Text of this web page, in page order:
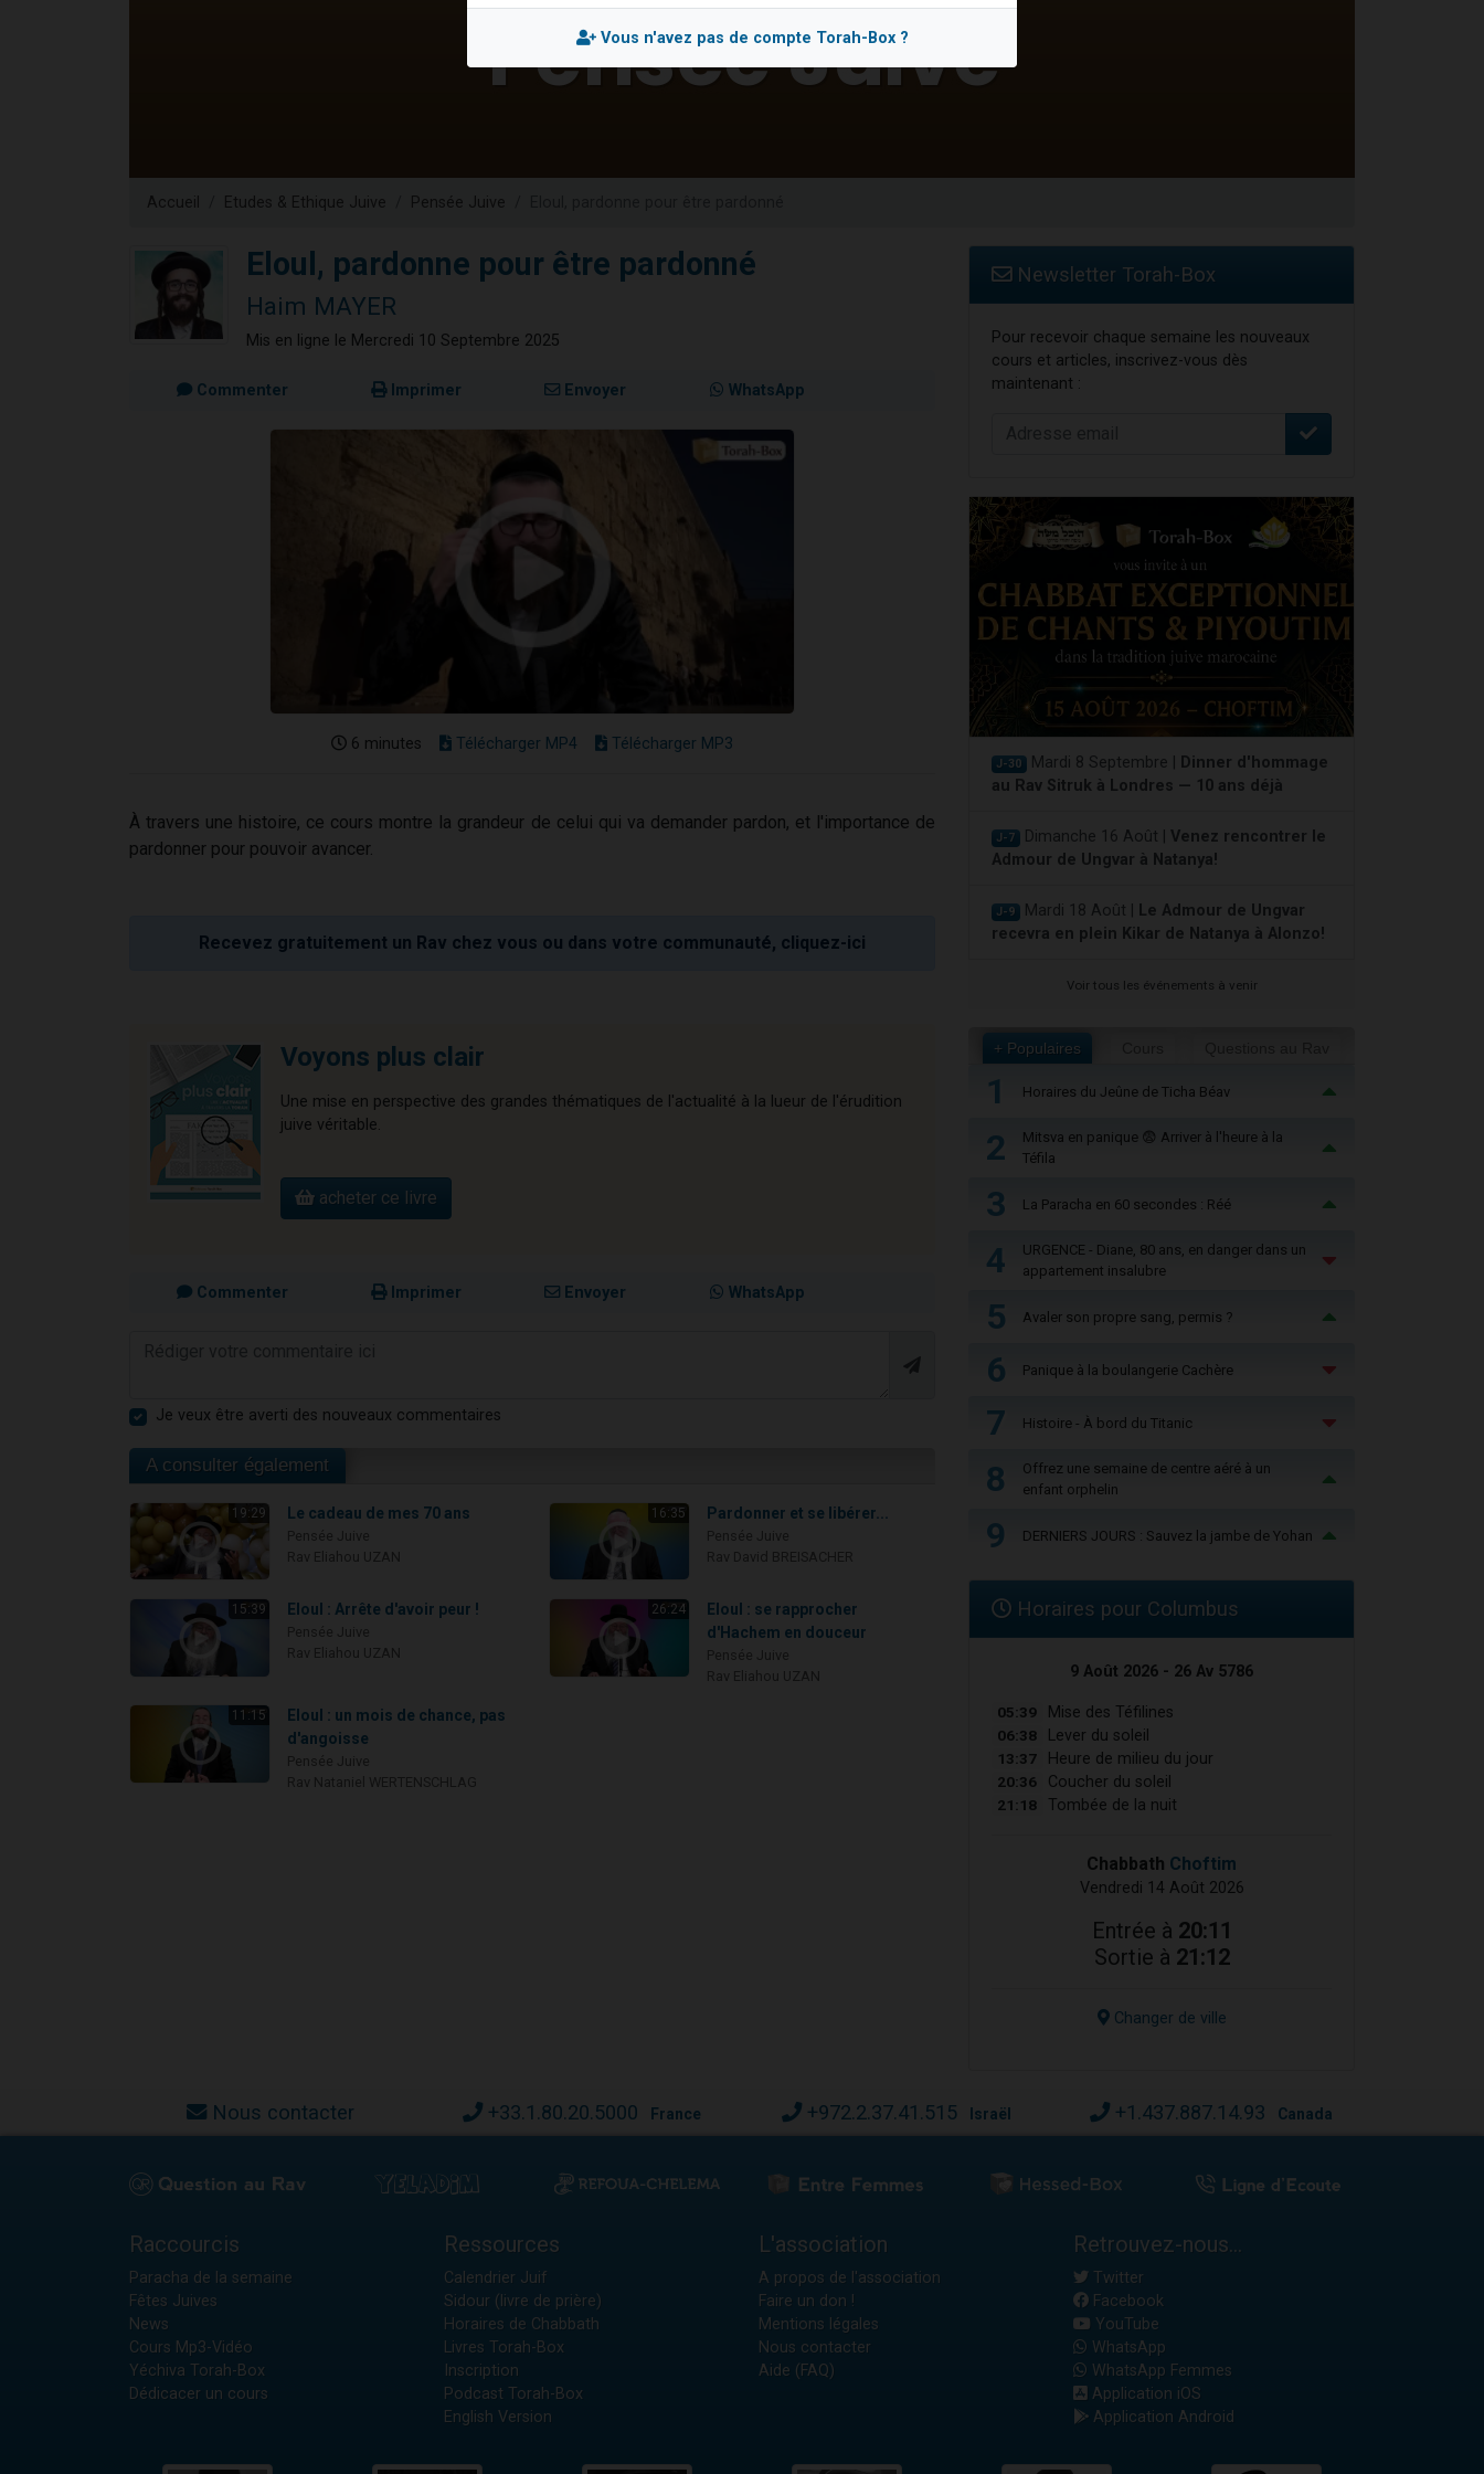
3 personnes viennent de faire un don pour 5 jours de vacances aux Orphelins
Accueil Etudes & Ethique Juive Pensée Juive
Eloul, pardonne pour être pardonné
Haim MAYER
Mis en ligne le Mercredi 10 Septembre 2025
Commenter Imprimer Envoyer WhatsApp
6 minutes Télécharger MP4 Télécharger MP3
À travers une histoire, ce cours montre la grandeur de celui qui va demander pardon, et l'importance de
pardonner pour pouvoir avancer.
Recevez gratuitement un Rav chez vous ou dans votre communauté, cliquez-ici
Voyons plus clair
Une mise en perspective des grandes thématiques de l'actualité à la lueur de l'érudition
juive véritable.
acheter ce livre
Commenter Imprimer Envoyer WhatsApp
Je veux être averti des nouveaux commentaires
A consulter également
19:29 Le cadeau de mes 70 ans 16:35 Pardonner et se libérer...
15:39 Eloul : Arrête d'avoir peur ! 26:24
Eloul : se rapprocher
d'Hachem en douceur
11:15
Eloul : un mois de chance, pas
d'angoisse
Newsletter Torah-Box
Pour recevoir chaque semaine les nouveaux
cours et articles, inscrivez-vous dès
maintenant :
J-30 Mardi 8 Septembre |
Dinner d'hommage
au Rav Sitruk à Londres — 10 ans déjà
J-7 Dimanche 16 Août | Venez rencontrer le
Admour de Ungvar à Natanya!
J-9 Mardi 18 Août |
Le Admour de Ungvar
recevra en plein Kikar de Natanya à Alonzo!
Voir tous les événements à venir
+ Populaires
1 Horaires du Jeûne de Ticha Béav
2
Mitsva en panique 😨 Arriver à l'heure à la
Téfila
3 La Paracha en 60 secondes : Réé
4
URGENCE - Diane, 80 ans, en danger dans un
appartement insalubre
5 Avaler son propre sang, permis ?
6 Panique à la boulangerie Cachère
7 Histoire - À bord du Titanic
8
Offrez une semaine de centre aéré à un
enfant orphelin
9 DERNIERS JOURS : Sauvez la jambe de Yohan
Horaires pour Columbus
9 Août 2026 - 26 Av 5786
05:39 Mise des Téfilines
06:38 Lever du soleil
13:37 Heure de milieu du jour
20:36 Coucher du soleil
21:18 Tombée de la nuit
Chabbath Choftim
Vendredi 14 Août 2026
Entrée à 20:11
Sortie à 21:12
Changer de ville
Nous contacter +33.1.80.20.5000 France +972.2.37.41.515 Israël +1.437.887.14.93 Canada
Raccourcis
Paracha de la semaine
Fêtes Juives
News
Cours Mp3-Vidéo
Yéchiva Torah-Box
Dédicacer un cours
Ressources
Calendrier Juif
Sidour (livre de prière)
Horaires de Chabbath
Livres Torah-Box
Inscription
Podcast Torah-Box
English Version
L'association
A propos de l'association
Faire un don !
Mentions légales
Nous contacter
Aide (FAQ)
Retrouvez-nous...
Twitter
Facebook
YouTube
WhatsApp
WhatsApp Femmes
Application iOS
Application Android
Vous n'avez pas de compte Torah-Box ?